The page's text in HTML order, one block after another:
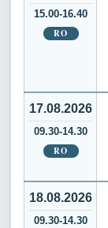
15.00-16.40
RO
17.08.2026
09.30-14.30
RO
18.08.2026
09.30-14.30